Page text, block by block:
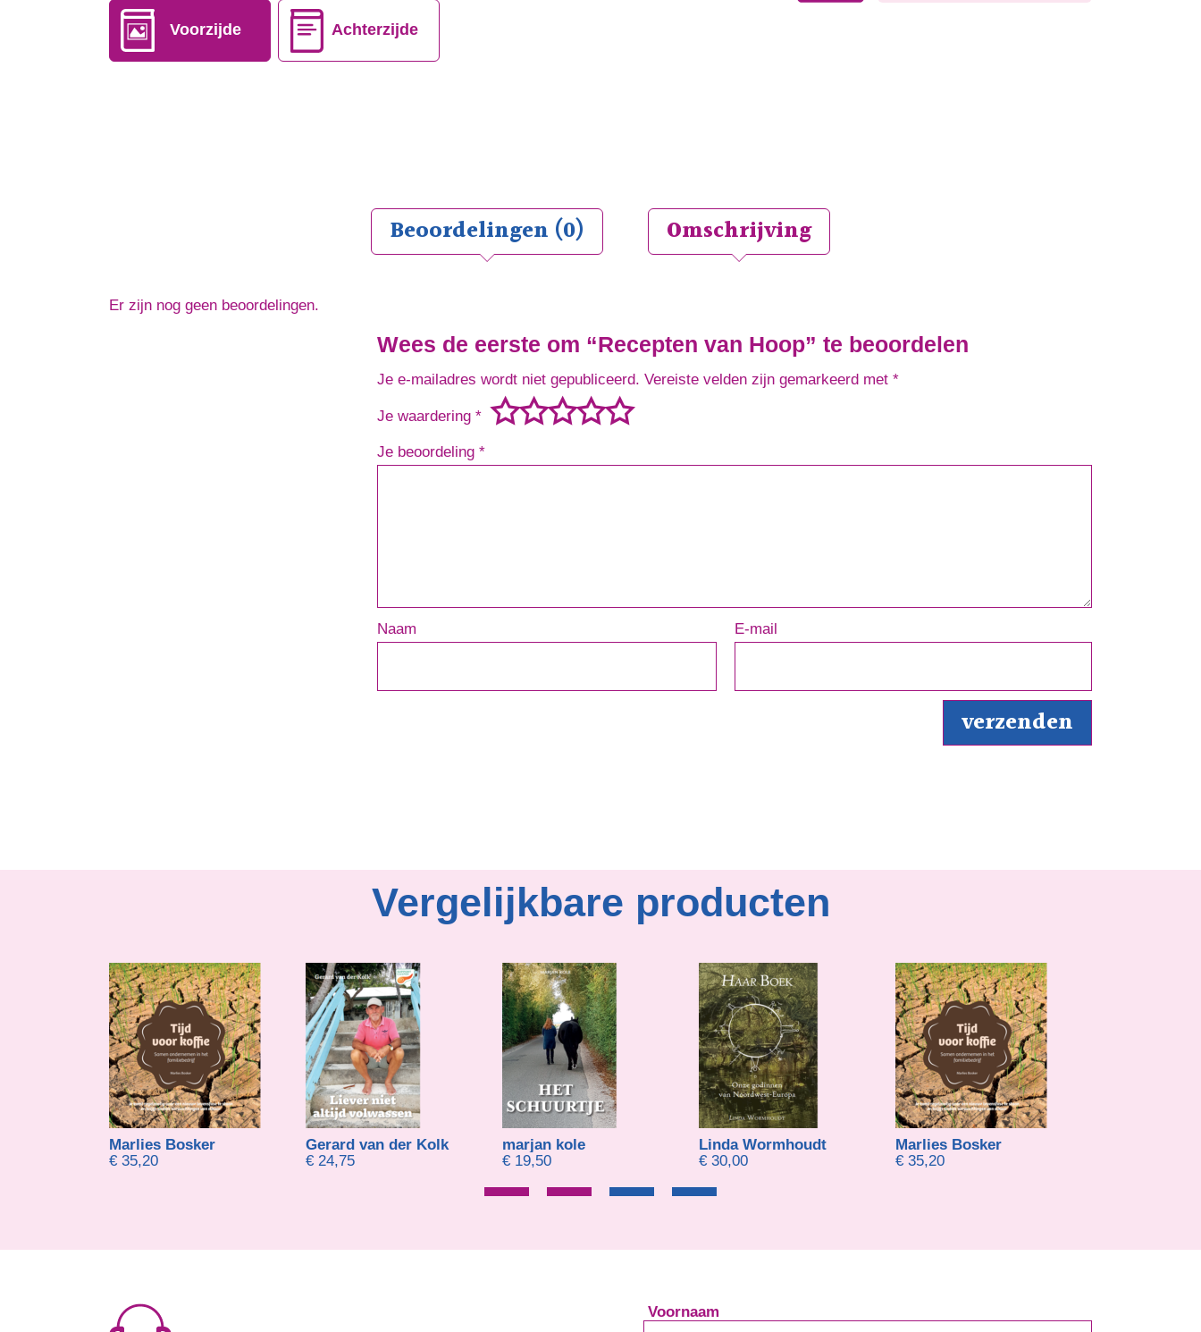
Voorzijde Achterzijde
Beoordelingen (0) Omschrijving
Er zijn nog geen beoordelingen.
Wees de eerste om “Recepten van Hoop” te beoordelen
Je e-mailadres wordt niet gepubliceerd. Vereiste velden zijn gemarkeerd met *
Je waardering *
Je beoordeling *
Naam E-mail
Vergelijkbare producten
Marlies Bosker
€35,20
Gerard van der Kolk
€24,75
marjan kole
€19,50
Linda Wormhoudt
€30,00
Marlies Bosker
€35,20
Voornaam